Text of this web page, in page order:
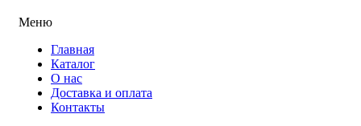
Меню
Главная
Каталог
О нас
Доставка и оплата
Контакты